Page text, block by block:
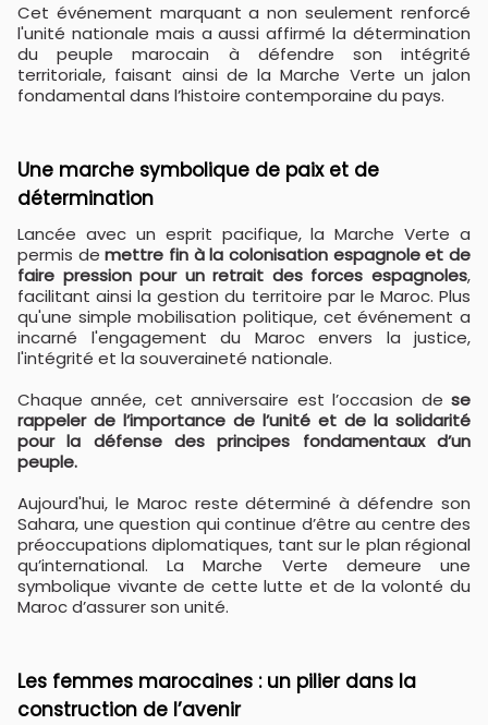
Cet événement marquant a non seulement renforcé
l'unité nationale mais a aussi affirmé la détermination
du peuple marocain à défendre son intégrité
territoriale, faisant ainsi de la Marche Verte un jalon
fondamental dans l’histoire contemporaine du pays.
Une marche symbolique de paix et de
détermination
Lancée avec un esprit pacifique, la Marche Verte a
permis demettre fin à la colonisation espagnole et de
faire pression pour un retrait des forces espagnoles,
facilitant ainsi la gestion du territoire par le Maroc. Plus
qu'une simple mobilisation politique, cet événement a
incarné l'engagement du Maroc envers la justice,
l'intégrité et la souveraineté nationale.
Chaque année, cet anniversaire est l’occasion de se
rappeler de l’importance de l’unité et de la solidarité
pour la défense des principes fondamentaux d’un
peuple.
Aujourd'hui, le Maroc reste déterminé à défendre son
Sahara, une question qui continue d’être au centre des
préoccupations diplomatiques, tant sur le plan régional
qu’international. La Marche Verte demeure une
symbolique vivante de cette lutte et de la volonté du
Maroc d’assurer son unité.
Les femmes marocaines : un pilier dans la
construction de l’avenir